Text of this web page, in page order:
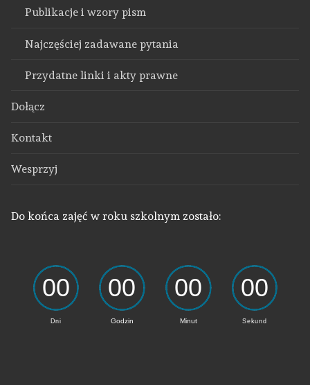
Publikacje i wzory pism
Najczęściej zadawane pytania
Przydatne linki i akty prawne
Dołącz
Kontakt
Wesprzyj
Do końca zajęć w roku szkolnym zostało: